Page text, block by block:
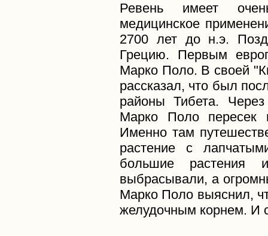
Ревень имеет
медицинское
2700 лет до н.э.
Грецию. Первым
Марко Поло. В своей
рассказал, что был
районы Тибета.
Марко Поло пересек
Именно там
растение с
большие растения
выбрасывали, а
Марко Поло выяснил,
желудочным корнем. И